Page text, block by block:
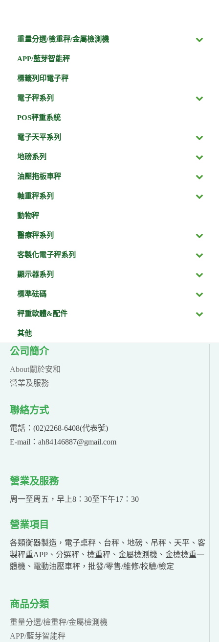
重量分選/檢重秤/金屬檢測機
APP/藍芽智能秤
標籤列印電子秤
電子秤系列
POS秤重系統
電子天平系列
地磅系列
油壓拖板車秤
軸重秤系列
動物秤
醫療秤系列
客製化電子秤系列
顯示器系列
標準砝碼
秤重軟體&配件
其他
公司簡介
About關於安和
營業及服務
聯絡方式
電話：(02)2268-6408(代表號)
E-mail：ah84146887@gmail.com
營業及服務
周一至周五，早上8：30至下午17：30
營業項目
各類衡器製造，電子桌秤、台秤、地磅、吊秤、天平、客
製秤重APP、分選秤、檢重秤、金屬檢測機、金檢檢重一
體機、電動油壓車秤，批發/零售/維修/校驗/檢定
商品分類
重量分選/檢重秤/金屬檢測機
APP/藍芽智能秤